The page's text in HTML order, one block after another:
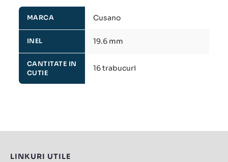
MARCA Cusano
INEL 19.6 mm
CANTITATE IN
CUTIE
16 trabucuri
LINKURI UTILE